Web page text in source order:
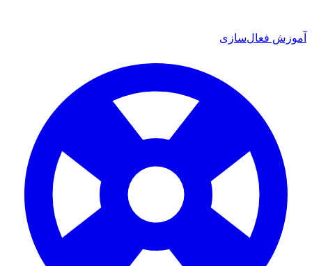
فعال‌سازی